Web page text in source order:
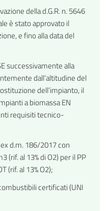
della d.G.R. n. 5646
è stato approvato il
e fino alla data del
successivamente alla
dall’altitudine del
dell’impianto, il
a biomassa EN
requisiti tecnico-
d.m. 186/2017 con
(rif. al 13% di O2) per il PP
(rif. al 13% O2);
certificati (UNI